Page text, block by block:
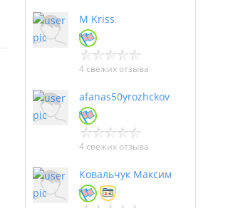
M Kriss
4 свежих отзыва
afanas50yrozhckov
4 свежих отзыва
Ковальчук Максим